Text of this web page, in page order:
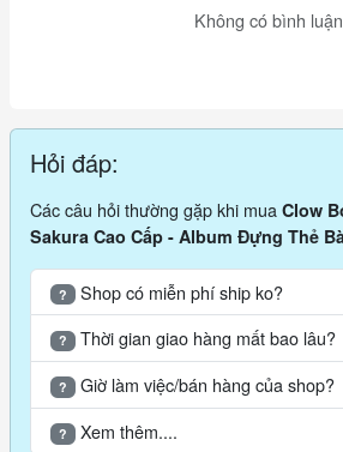
Không có bình luận
Hỏi đáp:
Các câu hỏi thường gặp khi mua Clow
Sakura Cao Cấp - Album Đựng Thẻ
? Shop có miễn phí ship ko?
? Thời gian giao hàng mất bao lâu?
? Giờ làm việc/bán hàng của shop?
? Xem thêm....